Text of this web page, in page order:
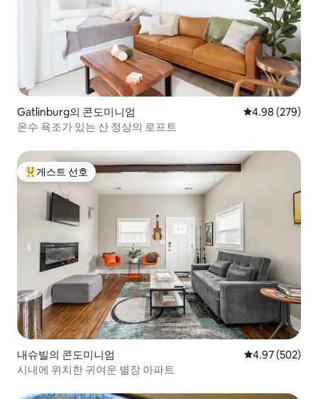
Gatlinburg의 콘도미니엄 평점 4.98점(5
4.98 (279)
온수 욕조가 있는 산 정상의 로프트
상위 게스트 선호
게스트 선호
내슈빌의 콘도미니엄 평점 4.97점(5
4.97 (502)
시내에 위치한 귀여운 별장 아파트